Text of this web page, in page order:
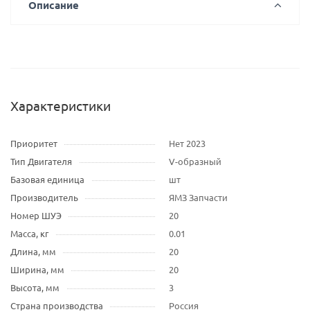
Описание
Характеристики
Приоритет
Нет 2023
Тип Двигателя
V-образный
Базовая единица
шт
Производитель
ЯМЗ Запчасти
Номер ШУЭ
20
Масса, кг
0.01
Длина, мм
20
Ширина, мм
20
Высота, мм
3
Страна производства
Россия